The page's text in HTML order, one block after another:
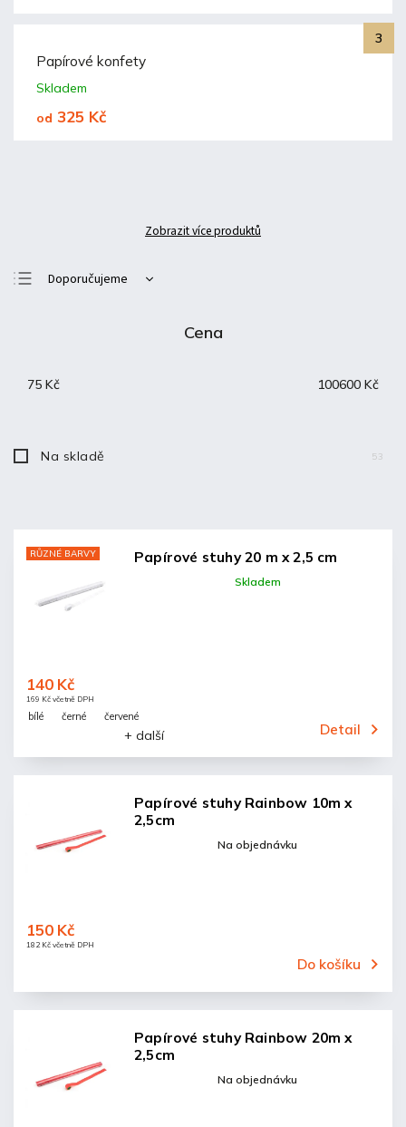
Papírové konfety
Skladem
od 325 Kč
Zobrazit více produktů
Doporučujeme
Cena
75 Kč 100600 Kč
Na skladě 53
RŮZNÉ BARVY Papírové stuhy 20 m x 2,5 cm
Skladem
169 Kč včetně DPH
140 Kč
Detail
bílé černé červené
+ další
Papírové stuhy Rainbow 10m x
2,5cm
Na objednávku
182 Kč včetně DPH
150 Kč
Do košíku
Papírové stuhy Rainbow 20m x
2,5cm
Na objednávku